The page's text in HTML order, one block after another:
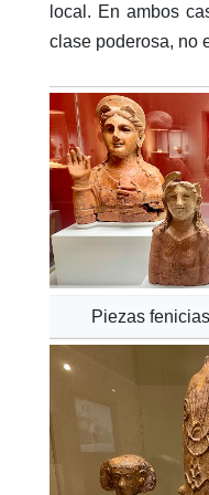
local. En ambos
clase poderosa, no
Piezas